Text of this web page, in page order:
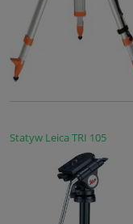
Statyw Leica TRI 105